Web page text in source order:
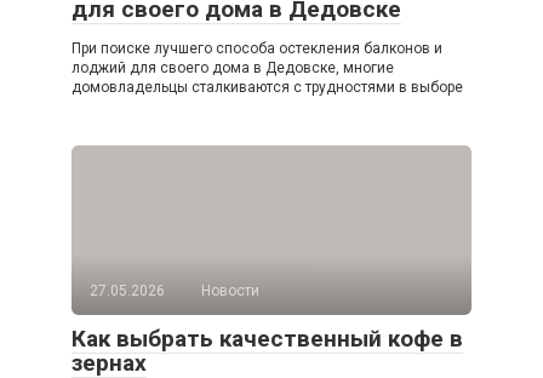
для своего дома в Дедовске
При поиске лучшего способа остекления балконов и
лоджий для своего дома в Дедовске, многие
домовладельцы сталкиваются с трудностями в выборе
27.05.2026 Новости
Как выбрать качественный кофе в
зернах